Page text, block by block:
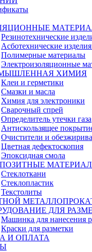
Резинотехнические
Асботехнические
Полимерные материалы
Электроизоляционные
ХИМИЯ
Клеи и герметики
Смазки и масла
Химия для электроники
Сварочный спрей
Определитель утечки газа
Антискользящее
Очистители и
Цветная дефектоскопия
Эпоксидная смола
Стеклоткани
Стеклопластик
Текстолиты
ДЛЯ
Машинка для нанесения
Краски для разметки
И ОПЛАТА